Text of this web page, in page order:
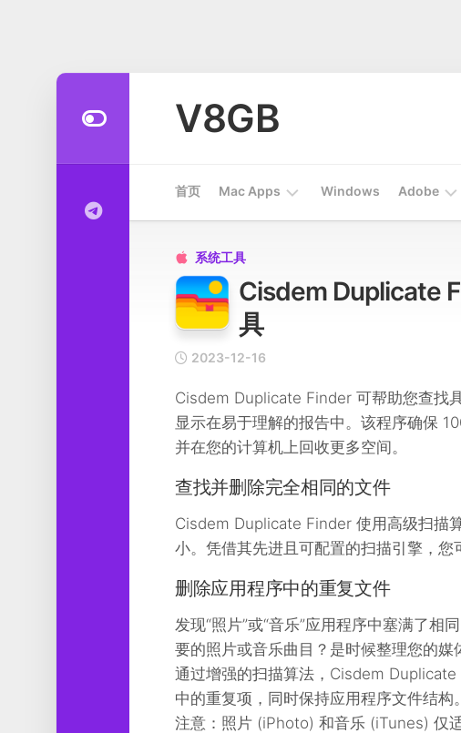
V8GB
首页 Mac Apps
Apps
开
工
统
工
具
形
计
体
软
件
娱
乐
Windows Adobe
 系统工具
Cisdem Duplicate
具
2023-12-16
Cisdem Duplicate Finder 可帮助您查找
显示在易于理解的报告中。该程序确保
并在您的计算机上回收更多空间。
查找并删除完全相同的文件
Cisdem Duplicate Finder 使用高级扫描
小。凭借其先进且可配置的扫描引擎，您
删除应用程序中的重复文件
发现“照片”或“音乐”应用程序中塞满了
要的照片或音乐曲目？是时候整理您的媒
通过增强的扫描算法，Cisdem
中的重复项，同时保持应用程序文件结构。
注意：照片 (iPhoto) 和音乐 (iTunes) 仅